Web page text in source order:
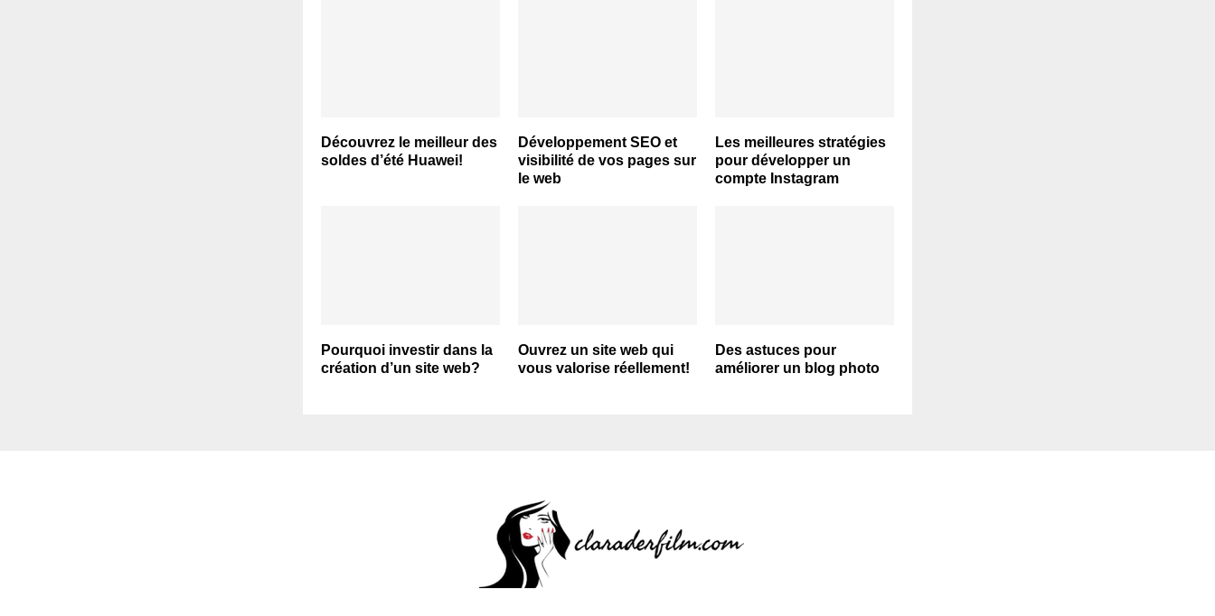
Découvrez le meilleur des
soldes d’été Huawei!
Développement SEO et
visibilité de vos pages sur
le web
Les meilleures stratégies
pour développer un
compte Instagram
Pourquoi investir dans la
création d’un site web?
Ouvrez un site web qui
vous valorise réellement!
Des astuces pour
améliorer un blog photo